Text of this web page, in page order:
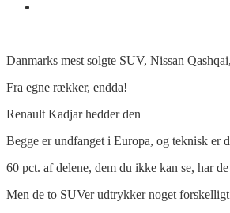
Danmarks mest solgte SUV, Nissan
Fra egne rækker, endda!
Renault Kadjar hedder den
Begge er undfanget i Europa, og teknisk er
60 pct. af delene, dem du ikke kan se, har
Men de to SUVer udtrykker noget